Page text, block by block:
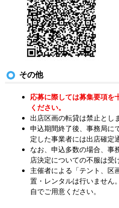
その他
応募に際しては募集要項を
ください。
出店区画の転貸は禁止とし
申込期間終了後、事務局に
定した事業者には出店確定
なお、申込多数の場合、事
店決定についての不服は受
主催者による「テント、区
置・レンタルは行いません
自でご用意ください。